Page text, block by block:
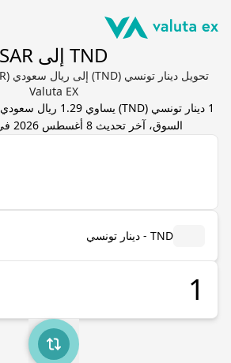
TND إلى SAR
Valuta EX
1 دينار تونسي (
TND) يساوي1.29 ريال سعودي
السوق، آخر تحديث8 أغسطس 2026 في 5:50 ص UTC
TND - دينار تونسي